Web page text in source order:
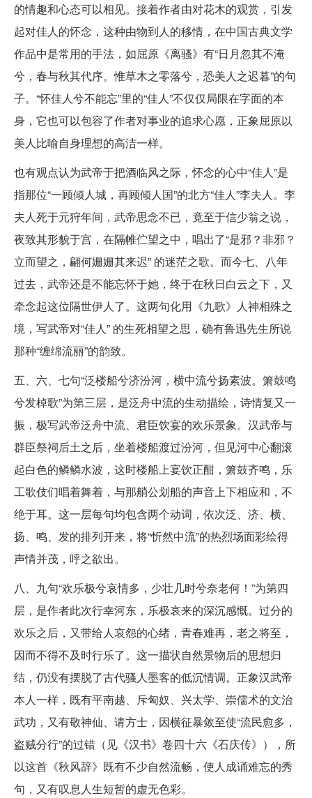
的情趣和心态可以相见。接着作者由对花木的观赏，引发
起对佳人的怀念，这种由物到人的移情，在中国古典文学
作品中是常用的手法，如屈原《离骚》有“日月忽其不淹
兮，春与秋其代序。惟草木之零落兮，恐美人之迟暮”的句
子。“怀佳人兮不能忘”里的“佳人”不仅仅局限在字面的本
身，它也可以包容了作者对事业的追求心愿，正象屈原以
美人比喻自身理想的高洁一样。
也有观点认为武帝于把酒临风之际，怀念的心中“佳人”是
指那位“一顾倾人城，再顾倾人国”的北方“佳人”李夫人。李
夫人死于元狩年间，武帝思念不已，竟至于信少翁之说，
夜致其形貌于宫，在隔帷伫望之中，唱出了“是邪？非邪？
立而望之，翩何姗姗其来迟” 的迷茫之歌。而今七、八年
过去，武帝还是不能忘怀于她，终于在秋日白云之下，又
牵念起这位隔世伊人了。这两句化用《九歌》人神相殊之
境，写武帝对“佳人” 的生死相望之思，确有鲁迅先生所说
那种“缠绵流丽”的韵致。
五、六、七句“泛楼船兮济汾河，横中流兮扬素波。箫鼓鸣
兮发棹歌”为第三层，是泛舟中流的生动描绘，诗情复又一
振，极写武帝泛舟中流、君臣饮宴的欢乐景象。汉武帝与
群臣祭祠后土之后，坐着楼船渡过汾河，但见河中心翻滚
起白色的鳞鳞水波，这时楼船上宴饮正酣，箫鼓齐鸣，乐
工歌伎们唱着舞着，与那艄公划船的声音上下相应和，不
绝于耳。这一层每句均包含两个动词，依次泛、济、横、
扬、鸣、发的排列开来，将“忻然中流”的热烈场面彩绘得
声情并茂，呼之欲出。
八、九句“欢乐极兮哀情多，少壮几时兮奈老何！”为第四
层，是作者此次行幸河东，乐极哀来的深沉感慨。过分的
欢乐之后，又带给人哀怨的心绪，青春难再，老之将至，
因而不得不及时行乐了。这一描状自然景物后的思想归
结，仍没有摆脱了古代骚人墨客的低沉情调。正象汉武帝
本人一样，既有平南越、斥匈奴、兴太学、崇儒术的文治
武功，又有敬神仙、请方士，因横征暴敛至使“流民愈多，
盗贼分行”的过错（见《汉书》卷四十六《石庆传》），所
以这首《秋风辞》既有不少自然流畅，使人成诵难忘的秀
句，又有叹息人生短暂的虚无色彩。